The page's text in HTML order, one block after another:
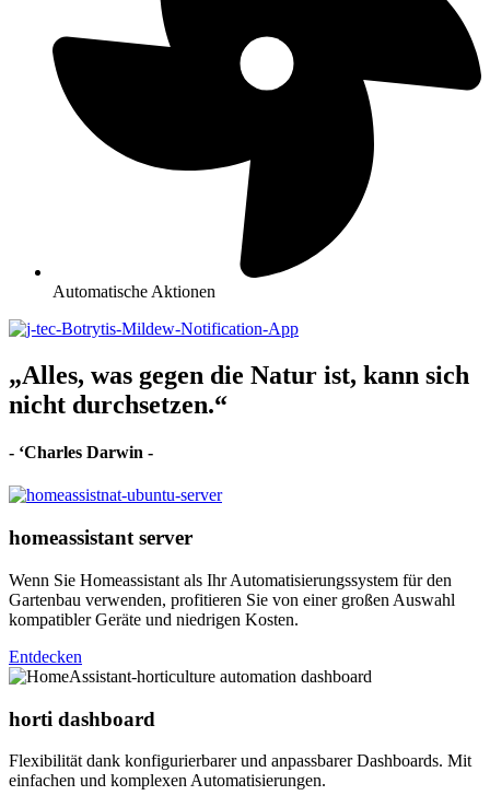
Automatische Aktionen
„Alles, was gegen die Natur ist, kann sich
nicht durchsetzen.“
- ‘Charles Darwin -
homeassistant server
Wenn Sie Homeassistant als Ihr Automatisierungssystem für den
Gartenbau verwenden, profitieren Sie von einer großen Auswahl
kompatibler Geräte und niedrigen Kosten.
Entdecken
horti dashboard
Flexibilität dank konfigurierbarer und anpassbarer Dashboards. Mit
einfachen und komplexen Automatisierungen.